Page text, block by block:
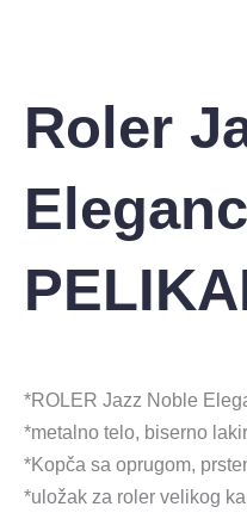
Roler
*ROLER Jazz Noble
*metalno telo, biserno
*Kopča sa oprugom,
*uložak za roler velikog